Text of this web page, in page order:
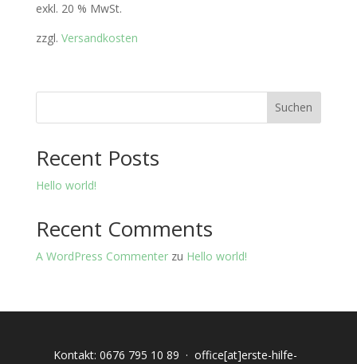
exkl. 20 % MwSt.
zzgl. Versandkosten
Suchen
Recent Posts
Hello world!
Recent Comments
A WordPress Commenterzu Hello world!
Kontakt: 0676 795 10 89 · office[at]erste-hilfe-